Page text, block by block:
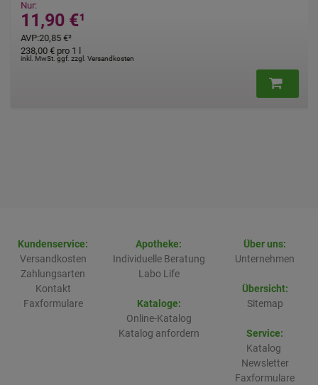
Nur:
11,90 €¹
AVP:20,85 €²
inkl. MwSt. ggf. zzgl. Versandkosten
238,00 €pro 1 l
Kundenservice:
Versandkosten
Zahlungsarten
Kontakt
Faxformulare
Apotheke:
Individuelle Beratung
Labo Life
Kataloge:
Online-Katalog
Katalog anfordern
Über uns:
Unternehmen
Übersicht:
Sitemap
Service:
Katalog
Newsletter
Faxformulare